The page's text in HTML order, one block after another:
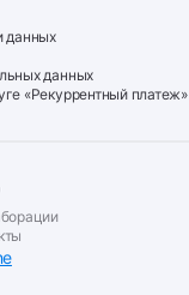
данных
данных
«Рекуррентный платеж»